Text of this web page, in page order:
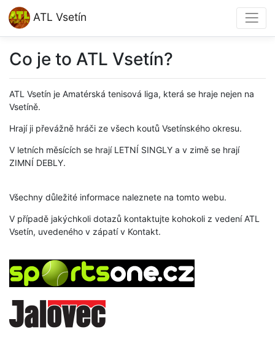
ATL Vsetín
Co je to ATL Vsetín?
ATL Vsetín je Amatérská tenisová liga, která se hraje nejen na
Vsetíně.
Hrají ji převážně hráči ze všech koutů Vsetínského okresu.
V letních měsících se hrají LETNÍ SINGLY a v zimě se hrají
ZIMNÍ DEBLY.
Všechny důležité informace naleznete na tomto webu.
V případě jakýchkoli dotazů kontaktujte kohokoli z vedení ATL
Vsetín, uvedeného v zápatí v Kontakt.